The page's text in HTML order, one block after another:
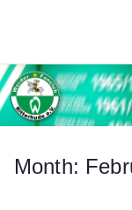
springen
Month: